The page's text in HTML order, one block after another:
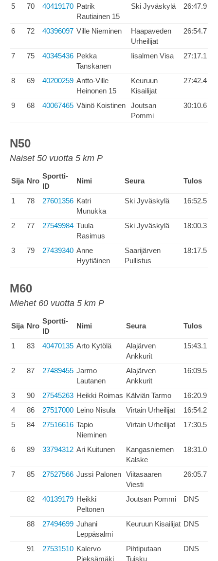
5 70 40419170 Patrik
Rautiainen 15
Ski Jyväskylä 26:47.9
6 72 40396097 Ville Nieminen
Haapaveden
Urheilijat
26:54.7
7 75 40345436 Pekka
Tanskanen
Iisalmen Visa 27:17.1
8 69 40200259 Antto-Ville
Heinonen 15
Keuruun
Kisailijat
27:42.4
9 68 40067465 Väinö Koistinen
Joutsan
Pommi
30:10.6
N50
Naiset 50 vuotta 5 km P
Sija Nro
Sportti-
ID
Nimi Seura Tulos
1 78 27601356 Katri
Munukka
Ski Jyväskylä 16:52.5
2 77 27549984 Tuula
Rasimus
Ski Jyväskylä 18:00.3
3 79 27439340 Anne
Hyytiäinen
Saarijärven
Pullistus
18:17.5
M60
Miehet 60 vuotta 5 km P
Sija Nro
Sportti-
ID
Nimi Seura Tulos
1 83 40470135 Arto Kytölä
Alajärven
Ankkurit
15:43.1
2 87 27489455 Jarmo
Lautanen
Alajärven
Ankkurit
16:09.5
3 90 27545263 Heikki Roimas Kälviän Tarmo
16:20.9
4
86 27517000 Leino Nisula Virtain Urheilijat
16:54.2
5
84 27516616 Tapio
Nieminen
Virtain Urheilijat 17:30.5
6 89 33794312 Ari Kuitunen
Kangasniemen
Kalske
18:31.0
7 85 27527566 Jussi Palonen Viitasaaren
Viesti
26:05.7
82 40139179 Heikki
Peltonen
Joutsan Pommi DNS
88 27494699 Juhani
Leppäsalmi
Keuruun Kisailijat DNS
91 27531510 Kalervo
Pieksämäki
Pihtiputaan
Tuisku
DNS